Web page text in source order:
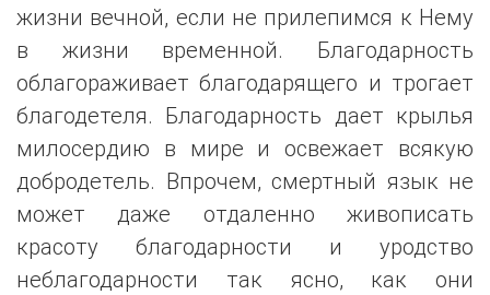
жизни вечной, если не прилепимся к Нему
в жизни временной. Благодарность
облагораживает благодарящего и трогает
благодетеля. Благодарность дает крылья
милосердию в мире и освежает всякую
добродетель. Впрочем, смертный язык не
может даже отдаленно живописать
красоту благодарности и уродство
неблагодарности так ясно, как они